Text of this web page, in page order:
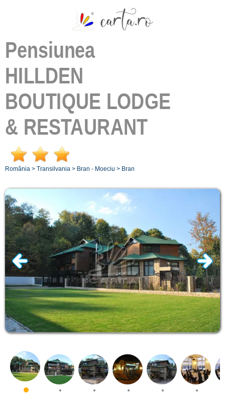
Pensiunea
HILLDEN
BOUTIQUE LODGE
& RESTAURANT
România > Transilvania > Bran - Moeciu > Bran